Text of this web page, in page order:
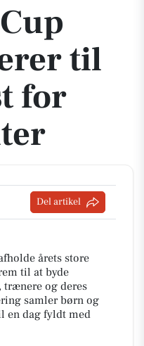
til
for
Del artikel
årets store
til at byde
og deres
samler børn og
en dag fyldt med